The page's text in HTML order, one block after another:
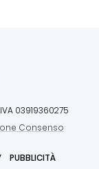
03919360275
Consenso
PUBBLICITÀ